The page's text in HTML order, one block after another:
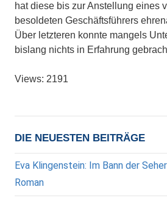
hat diese bis zur Anstellung eines
besoldeten Geschäftsführers
Über letzteren konnte mangels
bislang nichts in Erfahrung
Views: 2191
DIE NEUESTEN BEITRÄGE
Eva Klingenstein: Im Bann der
Roman